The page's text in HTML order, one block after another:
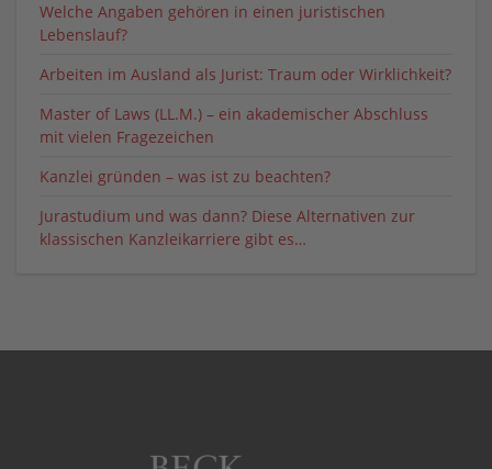
Welche Angaben gehören in einen juristischen
Lebenslauf?
Arbeiten im Ausland als Jurist: Traum oder Wirklichkeit?
Master of Laws (LL.M.) – ein akademischer Abschluss
mit vielen Fragezeichen
Kanzlei gründen – was ist zu beachten?
Jurastudium und was dann? Diese Alternativen zur
klassischen Kanzleikarriere gibt es…